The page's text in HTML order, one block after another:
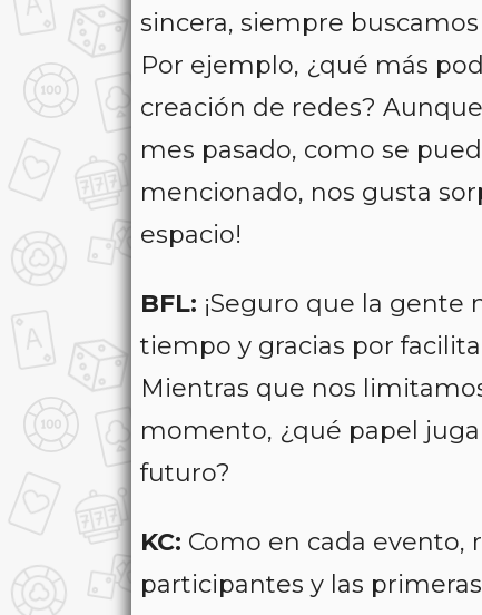
sincera, siempre
Por ejemplo, ¿qué más
creación de redes?
mes pasado, como se
mencionado, nos gusta
espacio!
BFL: ¡Seguro que la gente
tiempo y gracias por
Mientras que nos
momento, ¿qué papel
futuro?
KC: Como en cada
participantes y las